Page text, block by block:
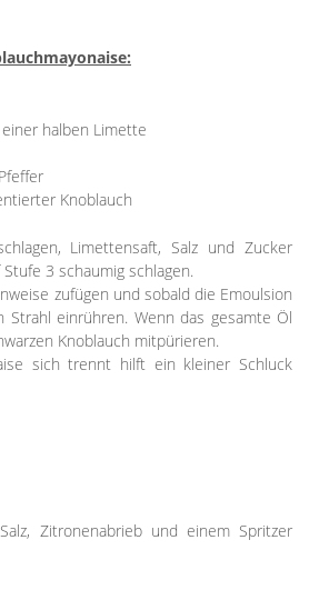
halben Limette
Knoblauch
Limettensaft, Salz und Zucker
3 schaumig schlagen.
zufügen und sobald die Emoulsion
einrühren. Wenn das gesamte Öl
Knoblauch mitpürieren.
sich trennt hilft ein kleiner Schluck
Zitronenabrieb und einem Spritzer